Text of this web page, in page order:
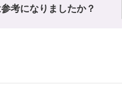
考になりましたか？